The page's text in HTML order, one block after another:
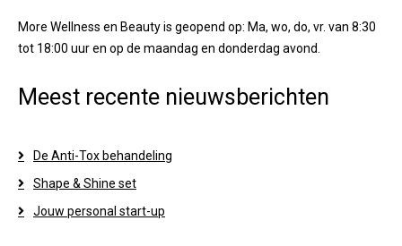
More Wellness en Beauty is geopend op: Ma, wo, do, vr. van 8:30
tot 18:00 uur en op de maandag en donderdag avond.
Meest recente nieuwsberichten
De Anti-Tox behandeling
Shape & Shine set
Jouw personal start-up